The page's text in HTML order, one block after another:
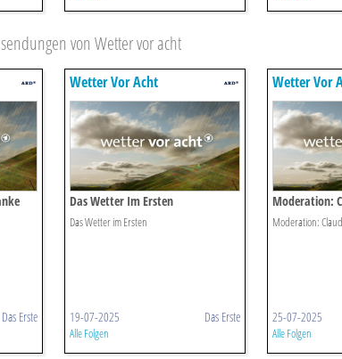
von Wetter vor acht
Das Erste
Wetter Vor Acht
Das Wetter Im Ersten
Das Wetter im Ersten
19-07-2025 Das Erste
Alle Folgen
Wetter Vor
Moderation:
Moderation:
25-07-2025
Alle Folgen